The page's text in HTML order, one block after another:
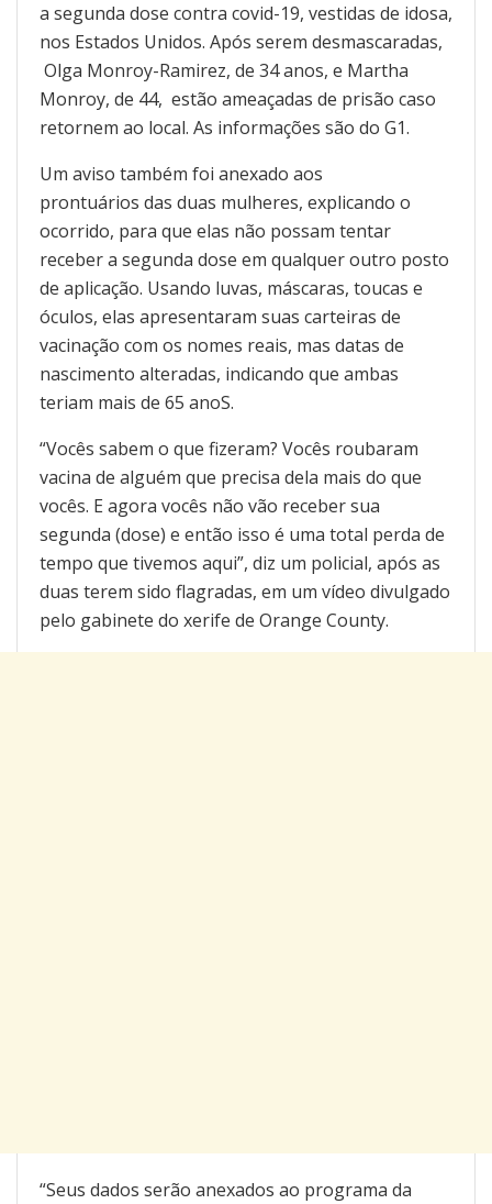
a segunda dose contra covid-19, vestidas de idosa,
nos Estados Unidos. Após serem desmascaradas,
Olga Monroy-Ramirez, de 34 anos, e Martha
Monroy, de 44, estão ameaçadas de prisão caso
retornem ao local. As informações são do G1.
Um aviso também foi anexado aos
prontuários das duas mulheres, explicando o
ocorrido, para que elas não possam tentar
receber a segunda dose em qualquer outro posto
de aplicação. Usando luvas, máscaras, toucas e
óculos, elas apresentaram suas carteiras de
vacinação com os nomes reais, mas datas de
nascimento alteradas, indicando que ambas
teriam mais de 65 anoS.
“Vocês sabem o que fizeram? Vocês roubaram
vacina de alguém que precisa dela mais do que
vocês. E agora vocês não vão receber sua
segunda (dose) e então isso é uma total perda de
tempo que tivemos aqui”, diz um policial, após as
duas terem sido flagradas, em um vídeo divulgado
pelo gabinete do xerife de Orange County.
“Seus dados serão anexados ao programa da